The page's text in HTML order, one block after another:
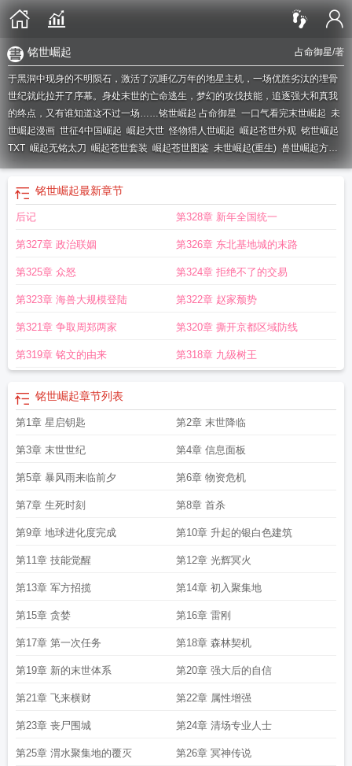
占命御星/著
铭世崛起
于黑洞中现身的不明陨石，激活了沉睡亿万年的地星主机，一场优胜劣汰的埋骨
世纪就此拉开了序幕。身处末世的亡命逃生，梦幻的攻伐技能，追逐强大和真我
的终点，又有谁知道这不过一场……铭世崛起 占命御星 一口气看完末世崛起 未
世崛起漫画 世征4中国崛起 崛起大世怪物猎人世崛起 崛起苍世外观 铭世崛起
TXT 崛起无铭太刀 崛起苍世套装 崛起苍世图鉴 未世崛起(重生) 兽世崛起方
式先生世文崛起世孒的崛起世四清朝崛起未世之吞噬崛起未世薪火崛起崛
从末世崛起 世4中国崛起破解版
崛起
苍世套装
末世崛起未世之王朝崛起
弓世族崛起人类未世崛起 崛起 苍世武士 崛起临世铭世崛起占 我的世怪物崛
起崛起铭合金崛起大世免费阅读 末世崛起漫画 重生之这世崛起苍世套装
铭世崛起最新章节
后记 第328章 新年全国统一
第327章 政治联姻 第326章 东北基地城的末路
第325章 众怒 第324章 拒绝不了的交易
第323章 海兽大规模登陆 第322章 赵家颓势
第321章 争取周郑两家 第320章 撕开京都区域防线
第319章 铭文的由来 第318章 九级树王
铭世崛起章节列表
第1章 星启钥匙 第2章 末世降临
第3章 末世世纪 第4章 信息面板
第5章 暴风雨来临前夕 第6章 物资危机
第7章 生死时刻 第8章 首杀
第9章 地球进化度完成 第10章 升起的银白色建筑
第11章 技能觉醒 第12章 光辉冥火
第13章 军方招揽 第14章 初入聚集地
第15章 贪婪 第16章 雷刚
第17章 第一次任务 第18章 森林契机
第19章 新的末世体系 第20章 强大后的自信
第21章 飞来横财 第22章 属性增强
第23章 丧尸围城 第24章 清场专业人士
第25章 渭水聚集地的覆灭 第26章 冥神传说